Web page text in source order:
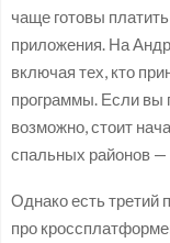
чаще готовы
приложения. На
включая тех, кто
программы. Если вы
возможно, стоит
спальных районов —
Однако есть третий
про